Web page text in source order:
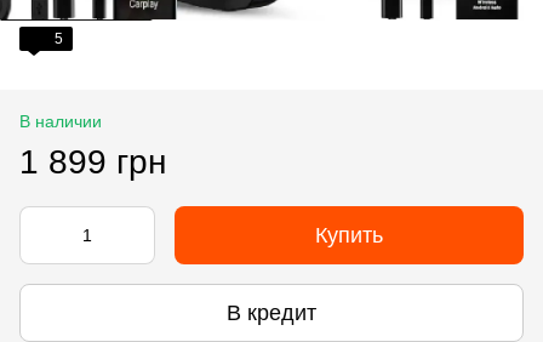
5
В наличии
1 899 грн
Купить
В кредит